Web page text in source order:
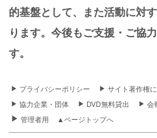
的基盤として、また活動に対
ります。 今後もご支援・ご協
す。
プライバシーポリシー サイト著作権
協力企業・団体
DVD無料貸出
会
管理者用
▲ページトップへ